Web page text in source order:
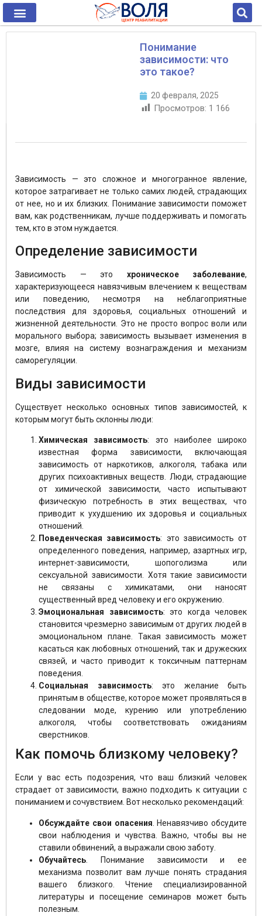
Понимание
зависимости: что
это такое?
20 февраля, 2025
Просмотров: 1 166
Зависимость — это сложное и многогранное явление,
которое затрагивает не только самих людей, страдающих
от нее, но и их близких. Понимание зависимости поможет
вам, как родственникам, лучше поддерживать и помогать
тем, кто в этом нуждается.
Определение зависимости
Зависимость — это хроническое заболевание,
характеризующееся навязчивым влечением к веществам
или поведению, несмотря на неблагоприятные
последствия для здоровья, социальных отношений и
жизненной деятельности. Это не просто вопрос воли или
морального выбора; зависимость вызывает изменения в
мозге, влияя на систему вознаграждения и механизм
саморегуляции.
Виды зависимости
Существует несколько основных типов зависимостей, к
которым могут быть склонны люди:
Химическая зависимость: это наиболее широко
известная форма зависимости, включающая
зависимость от наркотиков, алкоголя, табака или
других психоактивных веществ. Люди, страдающие
от химической зависимости, часто испытывают
физическую потребность в этих веществах, что
приводит к ухудшению их здоровья и социальных
отношений.
Поведенческая зависимость: это зависимость от
определенного поведения, например, азартных игр,
интернет-зависимости, шопоголизма или
сексуальной зависимости. Хотя такие зависимости
не связаны с химикатами, они наносят
существенный вред человеку и его окружению.
Эмоциональная зависимость: это когда человек
становится чрезмерно зависимым от других людей в
эмоциональном плане. Такая зависимость может
касаться как любовных отношений, так и дружеских
связей, и часто приводит к токсичным паттернам
поведения.
Социальная зависимость: это желание быть
принятым в обществе, которое может проявляться в
следовании моде, курению или употреблению
алкоголя, чтобы соответствовать ожиданиям
сверстников.
Как помочь близкому человеку?
Если у вас есть подозрения, что ваш близкий человек
страдает от зависимости, важно подходить к ситуации с
пониманием и сочувствием. Вот несколько рекомендаций:
Обсуждайте свои опасения . Ненавязчиво обсудите
свои наблюдения и чувства. Важно, чтобы вы не
ставили обвинений, а выражали свою заботу.
Обучайтесь . Понимание зависимости и ее
механизма позволит вам лучше понять страдания
вашего близкого. Чтение специализированной
литературы и посещение семинаров может быть
полезным.